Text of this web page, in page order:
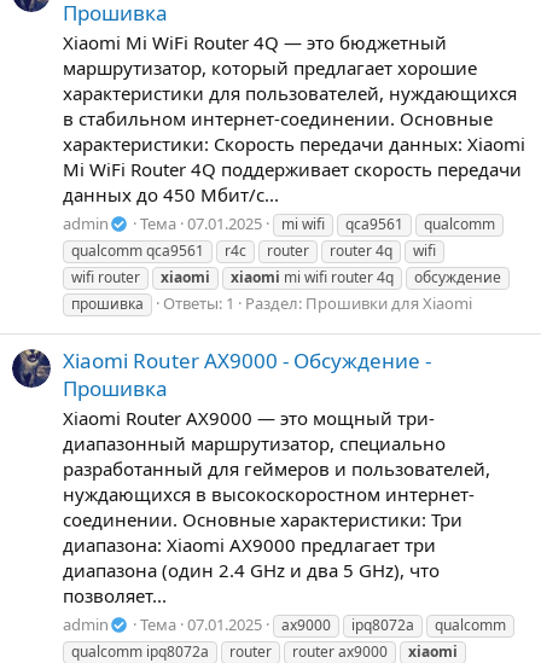
Прошивка
Xiaomi Mi WiFi Router 4Q — это бюджетный
маршрутизатор, который предлагает хорошие
характеристики для пользователей, нуждающихся
в стабильном интернет-соединении. Основные
характеристики: Скорость передачи данных: Xiaomi
Mi WiFi Router 4Q поддерживает скорость передачи
данных до 450 Мбит/с...
admin Тема 07.01.2025 mi wifi qca9561
qualcomm
qualcomm qca9561
r4c router router 4q
wifi
wifi router
xiaomi xiaomi mi wifi router 4q
обсуждение
прошивка
Ответы: 1 Раздел: Прошивки для Xiaomi
Xiaomi Router AX9000 - Обсуждение -
Прошивка
Xiaomi Router AX9000 — это мощный три-
диапазонный маршрутизатор, специально
разработанный для геймеров и пользователей,
нуждающихся в высокоскоростном интернет-
соединении. Основные характеристики: Три
диапазона: Xiaomi AX9000 предлагает три
диапазона (один 2.4 GHz и два 5 GHz), что
позволяет...
admin Тема 07.01.2025 ax9000 ipq8072a
qualcomm
qualcomm ipq8072a
router router ax9000
xiaomi